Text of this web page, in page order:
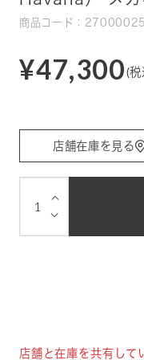
商品コード：
¥47,300 (税
店舗在庫を見る
⌵
⌵
店舗と在庫を共有して